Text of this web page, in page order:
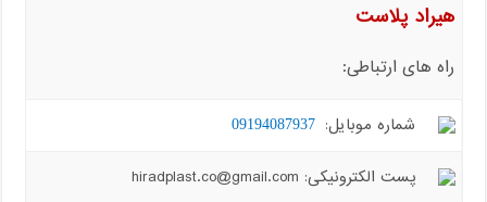
هیراد پلاست
راه های ارتباطی:
شماره موبایل: 09194087937
پست الکترونیکی: hiradplast.co@gmail.com